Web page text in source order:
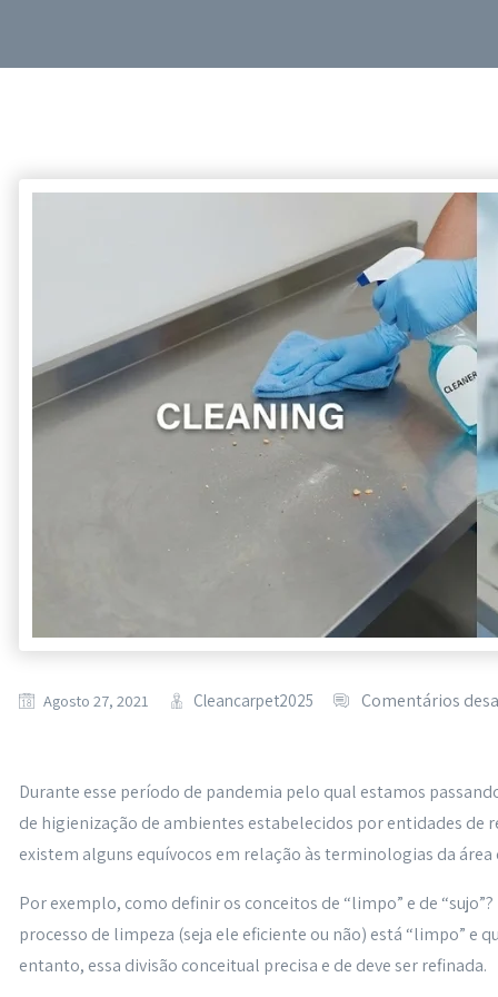
Agosto 27, 2021 Cleancarpet2025 Comentários
Durante esse período de pandemia pelo qual estamos
de higienização de ambientes estabelecidos por entidades de
existem alguns equívocos em relação às terminologias da
Por exemplo, como definir os conceitos de “limpo” e de
processo de limpeza (seja ele eficiente ou não) está “limpo” e
entanto, essa divisão conceitual precisa e de deve ser refinada.